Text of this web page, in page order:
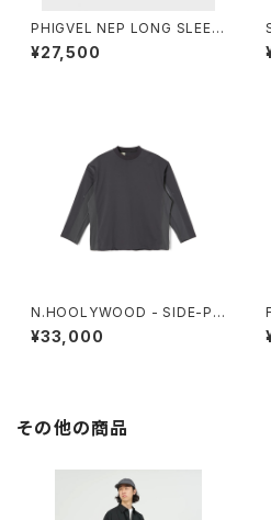
PHIGVEL NEP LONG SLEEV
E TOP
¥27,500
N.HOOLYWOOD - SIDE-PA
NEL LONG SLEEVE
¥33,000
その他の商品